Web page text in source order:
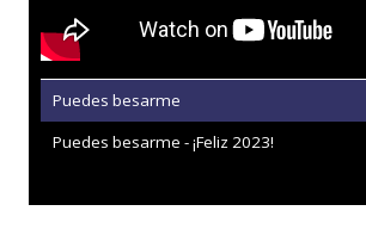
Puedes besarme
Puedes besarme - ¡Feliz 2023!